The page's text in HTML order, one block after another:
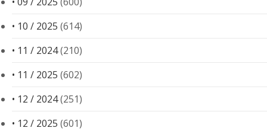
• 10 / 2025 (614)
• 11 / 2024(210)
• 11 / 2025 (602)
• 12 / 2024(251)
• 12 / 2025 (601)